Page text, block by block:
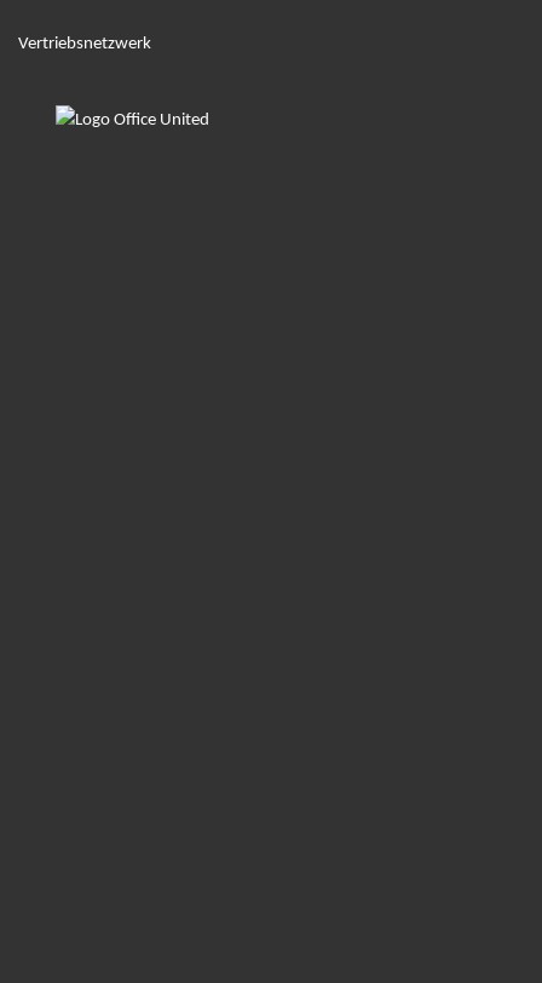
Vertriebsnetzwerk